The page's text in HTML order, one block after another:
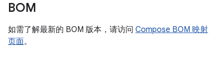
BOM
如需了解最新的 BOM 版本，请访问 Compose BOM 映射
页面。